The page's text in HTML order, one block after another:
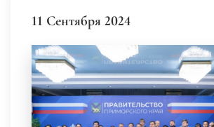
11 Сентября 2024